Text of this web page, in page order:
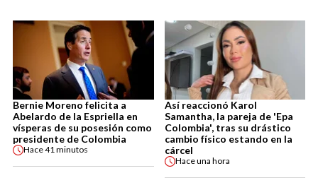
Bernie Moreno felicita a
Abelardo de la Espriella en
vísperas de su posesión como
presidente de Colombia
Hace41 minutos
Así reaccionó Karol
Samantha, la pareja de 'Epa
Colombia', tras su drástico
cambio físico estando en la
cárcel
Haceuna hora